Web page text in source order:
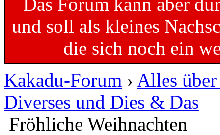
und soll als kleines
die sich noch ein
Kakadu-Forum › Alles
Diverses und Dies & Das
Fröhliche Weihnachten